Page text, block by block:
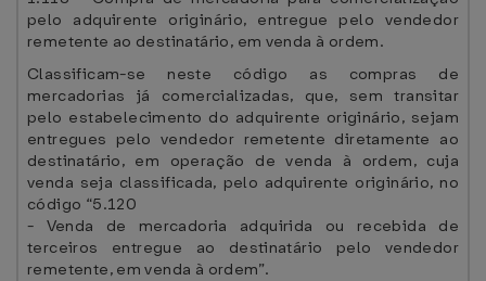
pelo adquirente originário, entregue pelo vendedor
remetente ao destinatário, em venda à ordem.
Classificam-se neste código as compras de
mercadorias já comercializadas, que, sem transitar
pelo estabelecimento do adquirente originário, sejam
entregues pelo vendedor remetente diretamente ao
destinatário, em operação de venda à ordem, cuja
venda seja classificada, pelo adquirente originário, no
código “5.120
- Venda de mercadoria adquirida ou recebida de
terceiros entregue ao destinatário pelo vendedor
remetente, em venda à ordem”.